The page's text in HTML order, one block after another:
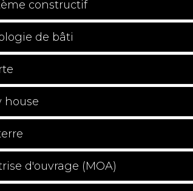
constructif
de bâti
house
d'ouvrage (MOA)